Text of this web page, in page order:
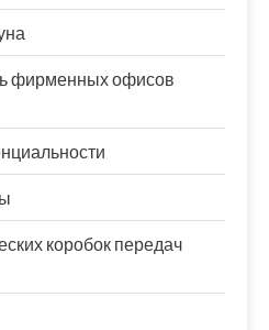
фирменных офисов
коробок передач